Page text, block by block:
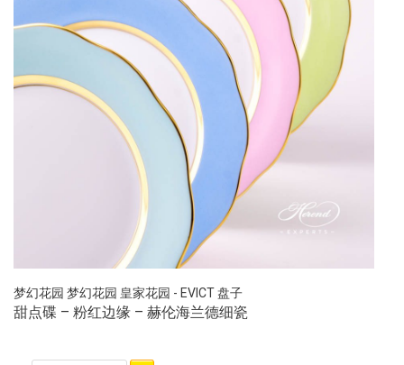
梦幻花园 梦幻花园 皇家花园 - EVICT盘子
甜点碟 – 粉红边缘 – 赫伦海兰德细瓷